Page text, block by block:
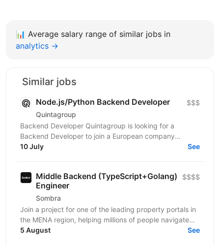
📊 Average salary range of similar jobs in
analytics →
Similar jobs
Node.js/Python Backend Developer
Quintagroup
$$$
Backend Developer Quintagroup is looking for a
Backend Developer to join a European company
working in solar energy and IoT. You'll build backend
10 July See
Middle Backend (TypeScript+Golang)
Engineer
Sombra
$$$$
Join a project for one of the leading property portals in
the MENA region, helping millions of people navigate
one of the most important decisions in their...
5 August See